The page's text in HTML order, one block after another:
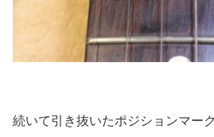
続いて引き抜いたポジションマー